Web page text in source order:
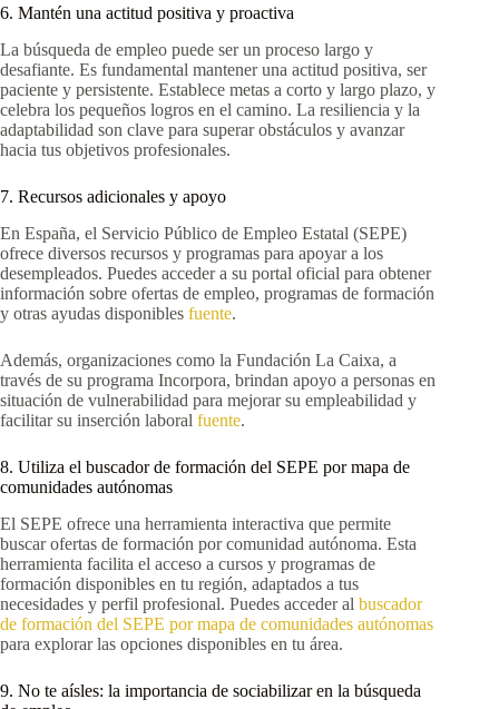
6. Mantén una actitud positiva y proactiva
La búsqueda de empleo puede ser un proceso largo y
desafiante. Es fundamental mantener una actitud positiva, ser
paciente y persistente. Establece metas a corto y largo plazo, y
celebra los pequeños logros en el camino. La resiliencia y la
adaptabilidad son clave para superar obstáculos y avanzar
hacia tus objetivos profesionales.
7. Recursos adicionales y apoyo
En España, el Servicio Público de Empleo Estatal (SEPE)
ofrece diversos recursos y programas para apoyar a los
desempleados. Puedes acceder a su portal oficial para obtener
información sobre ofertas de empleo, programas de formación
y otras ayudas disponibles fuente.
Además, organizaciones como la Fundación La Caixa, a
través de su programa Incorpora, brindan apoyo a personas en
situación de vulnerabilidad para mejorar su empleabilidad y
facilitar su inserción laboral fuente.
8. Utiliza el buscador de formación del SEPE por mapa de
comunidades autónomas
El SEPE ofrece una herramienta interactiva que permite
buscar ofertas de formación por comunidad autónoma. Esta
herramienta facilita el acceso a cursos y programas de
formación disponibles en tu región, adaptados a tus
necesidades y perfil profesional. Puedes acceder al buscador
de formación del SEPE por mapa de comunidades autónomas
para explorar las opciones disponibles en tu área.
9. No te aísles: la importancia de sociabilizar en la búsqueda